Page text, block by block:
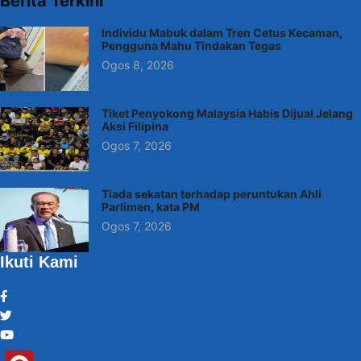
Individu Mabuk dalam Tren Cetus Kecaman,
Pengguna Mahu Tindakan Tegas
Ogos 8, 2026
Tiket Penyokong Malaysia Habis Dijual Jelang
Aksi Filipina
Ogos 7, 2026
Tiada sekatan terhadap peruntukan Ahli
Parlimen, kata PM
Ogos 7, 2026
Ikuti Kami